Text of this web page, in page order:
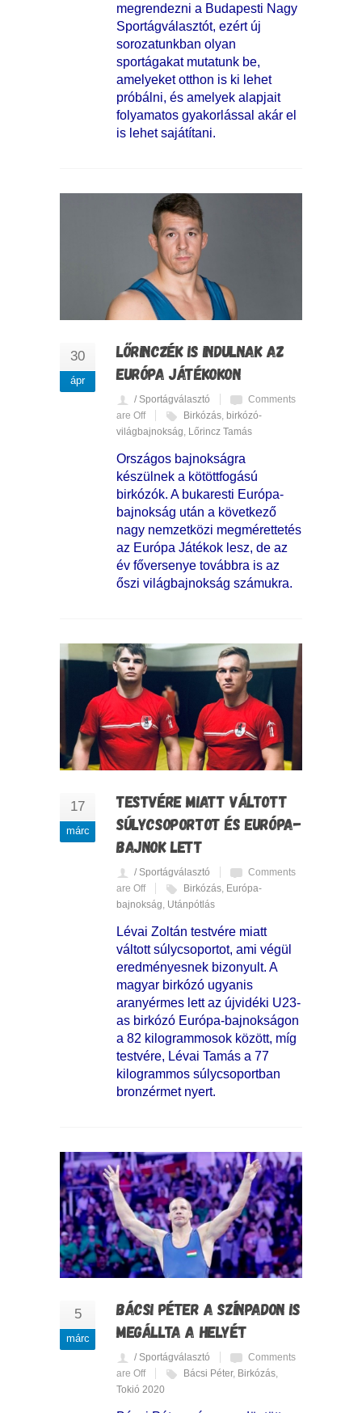
megrendezni a Budapesti Nagy
Sportágválasztót, ezért új
sorozatunkban olyan
sportágakat mutatunk be,
amelyeket otthon is ki lehet
próbálni, és amelyek alapjait
folyamatos gyakorlással akár el
is lehet sajátítani.
30
ápr
LŐRINCZÉK IS INDULNAK AZ
EURÓPA JÁTÉKOKON
/ Sportágválasztó
Comments
are Off
Birkózás, birkózó-
világbajnokság, Lőrincz Tamás
Országos bajnokságra
készülnek a kötöttfogású
birkózók. A bukaresti Európa-
bajnokság után a következő
nagy nemzetközi megmérettetés
az Európa Játékok lesz, de az
év főversenye továbbra is az
őszi világbajnokság számukra.
17
márc
TESTVÉRE MIATT VÁLTOTT
SÚLYCSOPORTOT ÉS EURÓPA-
BAJNOK LETT
/ Sportágválasztó
Comments
are Off
Birkózás Európa-
bajnokság Utánpótlás
Lévai Zoltán testvére miatt
váltott súlycsoportot, ami végül
eredményesnek bizonyult. A
magyar birkózó ugyanis
aranyérmes lett az újvidéki U23-
as birkózó Európa-bajnokságon
a 82 kilogrammosok között, míg
testvére, Lévai Tamás a 77
kilogrammos súlycsoportban
bronzérmet nyert.
5
márc
BÁCSI PÉTER A SZÍNPADON IS
MEGÁLLTA A HELYÉT
/ Sportágválasztó
Comments
are Off
Bácsi Péter, Birkózás,
Tokió 2020